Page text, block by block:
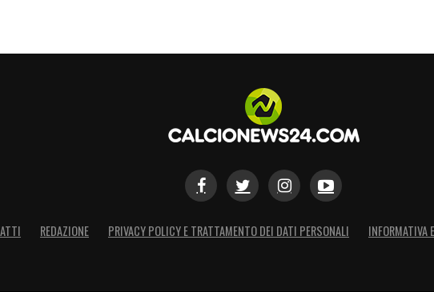
e cito lui perché vedi che è uno di quelli che
si è vista l’esultanza a fine gara. Vanno dati i meriti al
limitato una squadra che ha fatto molto bene. In
REDAZIONE PRIVACY POLICY E TRATTAMENTO DEI DATI PERSONALI INFORMATIVA